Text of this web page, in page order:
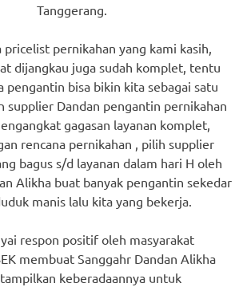
Tanggerang.
pricelist pernikahan yang kami kasih,
dijangkau juga sudah komplet, tentu
pengantin bisa bikin kita sebagai satu
supplier Dandan pengantin pernikahan
gagasan layanan komplet,
rencana pernikahan , pilih supplier
bagus s/d layanan dalam hari H oleh
Alikha buat banyak pengantin sekedar
manis lalu kita yang bekerja.
respon positif oleh masyarakat
membuat Sanggahr Dandan Alikha
keberadaannya untuk